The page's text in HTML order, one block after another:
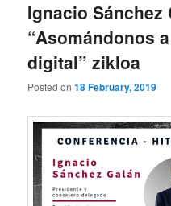
Ignacio Sánchez
“Asomándonos
digital” zikloa
Posted on18 February, 2019